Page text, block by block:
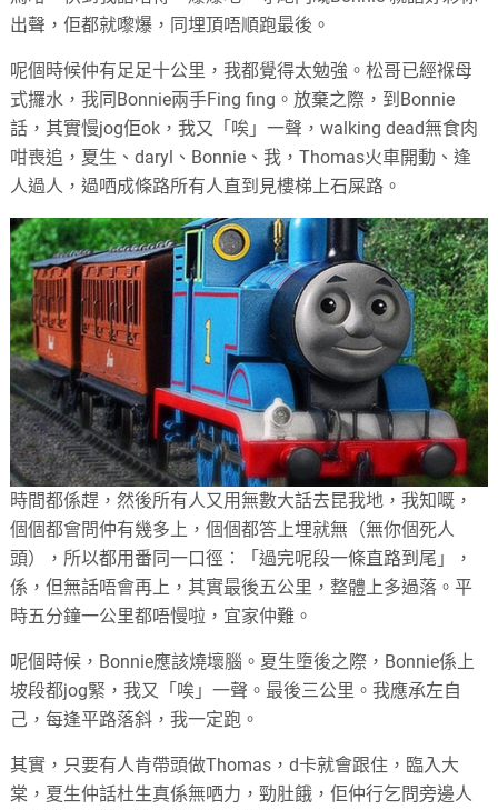
出聲，佢都就嚟爆，同埋頂唔順跑最後。
呢個時候仲有足足十公里，我都覺得太勉強。松哥已經褓母
式攞水，我同Bonnie兩手Fing fing。放棄之際，到Bonnie
話，其實慢jog佢ok，我又「唉」一聲，walking dead無食肉
咁喪追，夏生、daryl、Bonnie、我，Thomas火車開動、逢
人過人，過哂成條路所有人直到見樓梯上石屎路。
時間都係趕，然後所有人又用無數大話去昆我地，我知嘅，
個個都會問仲有幾多上，個個都答上埋就無（無你個死人
頭），所以都用番同一口徑：「過完呢段一條直路到尾」，
係，但無話唔會再上，其實最後五公里，整體上多過落。平
時五分鐘一公里都唔慢啦，宜家仲難。
呢個時候，Bonnie應該燒壞腦。夏生墮後之際，Bonnie係上
坡段都jog緊，我又「唉」一聲。最後三公里。我應承左自
己，每逢平路落斜，我一定跑。
其實，只要有人肯帶頭做Thomas，d卡就會跟住，臨入大
棠，夏生仲話杜生真係無哂力，勁肚餓，佢仲行乞問旁邊人